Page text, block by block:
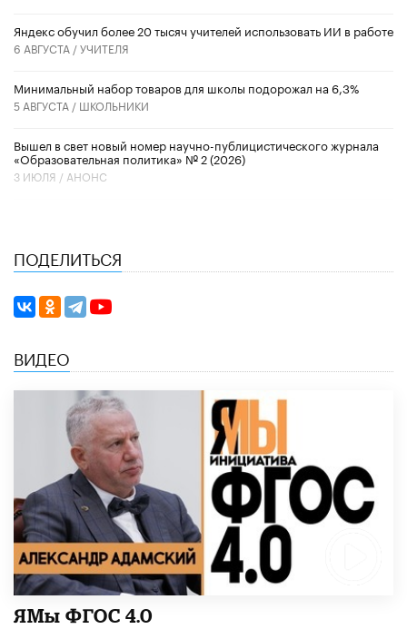
​Яндекс обучил более 20 тысяч учителей использовать ИИ в работе
6 АВГУСТА /УЧИТЕЛЯ
Минимальный набор товаров для школы подорожал на 6,3%
5 АВГУСТА / ШКОЛЬНИКИ
Вышел в свет новый номер научно-публицистического журнала
«Образовательная политика» № 2 (2026)
3 ИЮЛЯ / АНОНС
ПОДЕЛИТЬСЯ
ВИДЕО
​ЯМы ФГОС 4.0